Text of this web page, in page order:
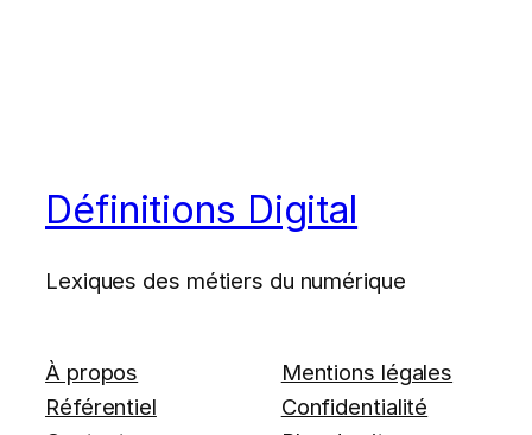
Définitions Digital
Lexiques des métiers du numérique
À propos
Référentiel
Mentions légales
Confidentialité